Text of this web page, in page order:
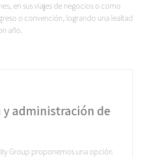
en sus viajes de negocios o como
o convención, logrando una lealtad
año.
y administración de
Group proponemos una opción